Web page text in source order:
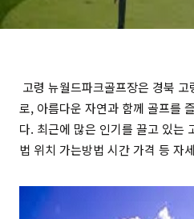
고령 뉴월드파크골프장은 경북
로, 아름다운 자연과 함께 골프를
다. 최근에 많은 인기를 끌고 있는
법 위치 가는방법 시간 가격 등 자